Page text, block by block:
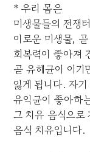
* 우리 몸은
미생물들의 전쟁
이로운 미생물,
회복력이 좋아져
곧 유해균이 이기
잃게 됩니다. 자
유익균이 좋아하
그 치유 음식으로
음식 치유입니다.